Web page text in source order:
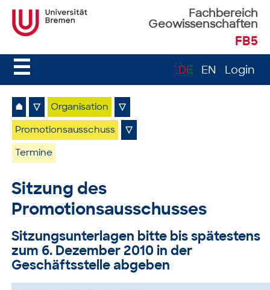
Fachbereich
Geowissenschaften
FB5
☰ DE EN Login
⌂ ▽ Organisation ▽
Promotionsausschuss ▽
Termine
Sitzung des
Promotionsausschusses
Sitzungsunterlagen bitte bis spätestens
zum 6. Dezember 2010 in der
Geschäftsstelle abgeben